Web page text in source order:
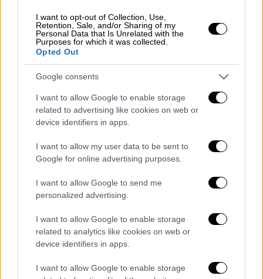
I want to opt-out of Collection, Use,
Retention, Sale, and/or Sharing of my
Personal Data that Is Unrelated with the
Purposes for which it was collected.
Opted Out
Google consents
I want to allow Google to enable storage
related to advertising like cookies on web or
device identifiers in apps.
I want to allow my user data to be sent to
Google for online advertising purposes.
I want to allow Google to send me
personalized advertising.
I want to allow Google to enable storage
related to analytics like cookies on web or
device identifiers in apps.
I want to allow Google to enable storage
συνάντησή του με τον αμερικανό πρόεδρο
Ντόναλντ Τραμπ στον Λευκό Οίκο,
εξαίροντας επίσης την αναγγελία του
Ρεπουμπλικάνου μεγιστάνα περί πιθανής
προσεχούς συνάντησής του με τον ουκρανό
ομόλογό του Βολοντίμιρ Ζελένσκι στην
Ουάσιγκτον.
«Χρειάζεται καταρχήν ανακωχή. Θεωρώ πως
θα μπορούσε να συμφωνηθεί τις προσεχείς
εκφράστηκε στα αγγλικά και ο οποίος τις
τελευταίες ημέρες έχει συζητήσει για τον
πόλεμο με σχεδόν όλους τους ευρωπαίους
ηγέτες.
απόδειξη πως η Ρωσία δεν είναι σοβαρή»,